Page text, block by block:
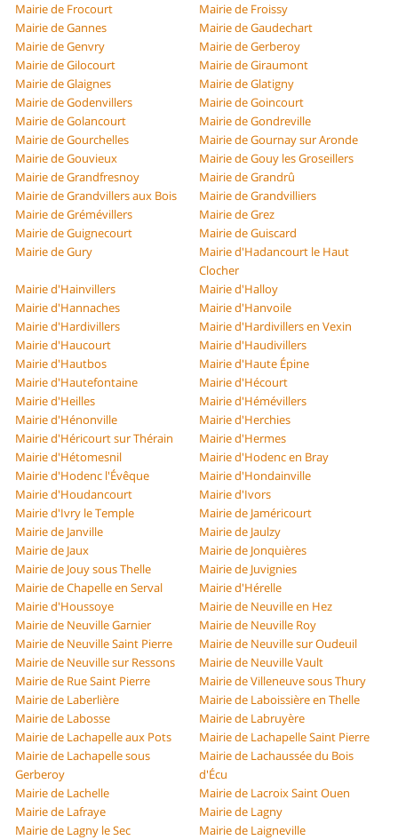
Mairie de Frocourt
Mairie de Froissy
Mairie de Gannes
Mairie de Gaudechart
Mairie de Genvry
Mairie de Gerberoy
Mairie de Gilocourt
Mairie de Giraumont
Mairie de Glaignes
Mairie de Glatigny
Mairie de Godenvillers
Mairie de Goincourt
Mairie de Golancourt
Mairie de Gondreville
Mairie de Gourchelles
Mairie de Gournay sur Aronde
Mairie de Gouvieux
Mairie de Gouy les Groseillers
Mairie de Grandfresnoy
Mairie de Grandrû
Mairie de Grandvillers aux Bois
Mairie de Grandvilliers
Mairie de Grémévillers
Mairie de Grez
Mairie de Guignecourt
Mairie de Guiscard
Mairie de Gury
Mairie d'Hadancourt le Haut
Clocher
Mairie d'Hainvillers
Mairie d'Halloy
Mairie d'Hannaches
Mairie d'Hanvoile
Mairie d'Hardivillers
Mairie d'Hardivillers en Vexin
Mairie d'Haucourt
Mairie d'Haudivillers
Mairie d'Hautbos
Mairie d'Haute Épine
Mairie d'Hautefontaine
Mairie d'Hécourt
Mairie d'Heilles
Mairie d'Hémévillers
Mairie d'Hénonville
Mairie d'Herchies
Mairie d'Héricourt sur Thérain
Mairie d'Hermes
Mairie d'Hétomesnil
Mairie d'Hodenc en Bray
Mairie d'Hodenc l'Évêque
Mairie d'Hondainville
Mairie d'Houdancourt
Mairie d'Ivors
Mairie d'Ivry le Temple
Mairie de Jaméricourt
Mairie de Janville
Mairie de Jaulzy
Mairie de Jaux
Mairie de Jonquières
Mairie de Jouy sous Thelle
Mairie de Juvignies
Mairie de Chapelle en Serval
Mairie d'Hérelle
Mairie d'Houssoye
Mairie de Neuville en Hez
Mairie de Neuville Garnier
Mairie de Neuville Roy
Mairie de Neuville Saint Pierre
Mairie de Neuville sur Oudeuil
Mairie de Neuville sur Ressons
Mairie de Neuville Vault
Mairie de Rue Saint Pierre
Mairie de Villeneuve sous Thury
Mairie de Laberlière
Mairie de Laboissière en Thelle
Mairie de Labosse
Mairie de Labruyère
Mairie de Lachapelle aux Pots
Mairie de Lachapelle Saint Pierre
Mairie de Lachapelle sous
Gerberoy
Mairie de Lachaussée du Bois
d'Écu
Mairie de Lachelle
Mairie de Lacroix Saint Ouen
Mairie de Lafraye
Mairie de Lagny
Mairie de Lagny le Sec
Mairie de Laigneville